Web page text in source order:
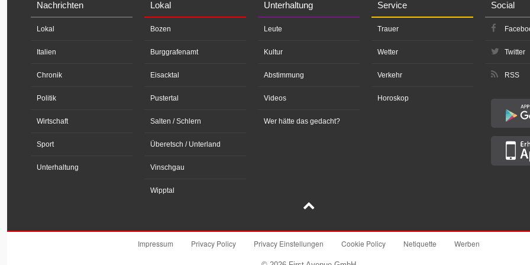
Nachrichten
Lokal
Italien
Chronik
Politik
Wirtschaft
Sport
Unterhaltung
Lokal
Bozen
Burggrafenamt
Eisacktal
Pustertal
Salten / Schlern
Überetsch / Unterland
Vinschgau
Wipptal
Unterhaltung
Leute
Kultur
Abstimmung
Videos
Wer hätte das gedacht?
Service
Trauer
Wetter
Verkehr
Horoskop
Social
Twitter
RSS
Impressum Privacy Policy Privacy Einstellungen Cookie Policy Netiquette Werben